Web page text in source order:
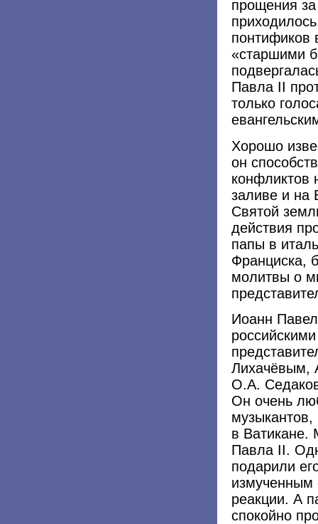
прощения
понтификов
«старшими
Павла II
только
Хорошо
он
конфликтов
заливе и на
Святой
действия
папы в
Франциска,
молитвы о
Иоанн
Лихачёвым,
О.А.
Он очень
в Ватикане.
Павла II.
подарили
измученным
реакции. А
спокойно